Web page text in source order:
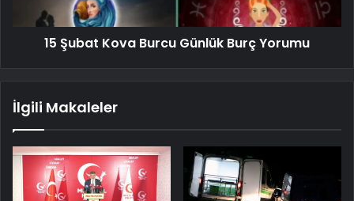
15 Şubat Kova Burcu Günlük Burç Yorumu
İlgili Makaleler